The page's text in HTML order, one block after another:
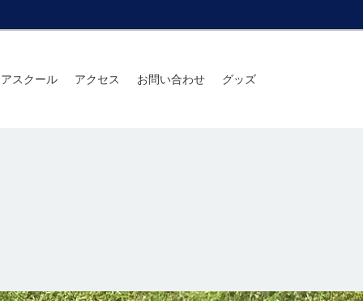
スクール アクセス お問い合わせ グッズ